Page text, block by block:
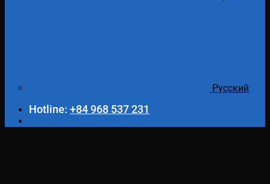
Русский
Hotline: +84 968 537 231